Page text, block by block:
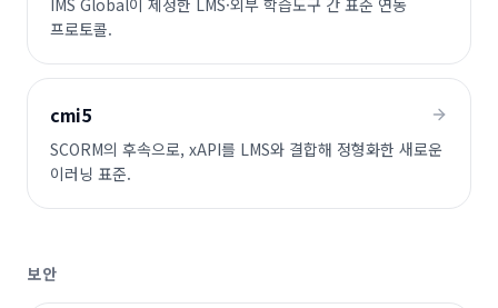
IMS Global이 제정한 LMS·외부 학습도구 간 표준 연동
프로토콜.
cmi5
SCORM의 후속으로, xAPI를 LMS와 결합해 정형화한 새로운
이러닝 표준.
보안